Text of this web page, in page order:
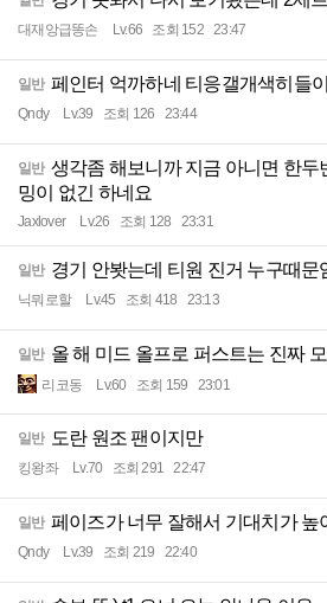
대재앙급똥손 Lv.66 조회 152 23:47
일반 페인터 억까하네 티응갤개색히들이
Qndy Lv.39 조회 126 23:44
일반 생각좀 해보니까 지금 아니면 한두
밍이 없긴 하네요
Jaxlover Lv.26 조회 128 23:31
일반 경기 안봣는데 티원 진거 누구때문
닉뭐로할 Lv.45 조회 418 23:13
일반 올 해 미드 올프로 퍼스트는 진짜
리코동 Lv.60 조회 159 23:01
일반 도란 원조 팬이지만
킹왕좌 Lv.70 조회 291 22:47
일반 페이즈가 너무 잘해서 기대치가 높
Qndy Lv.39 조회 219 22:40